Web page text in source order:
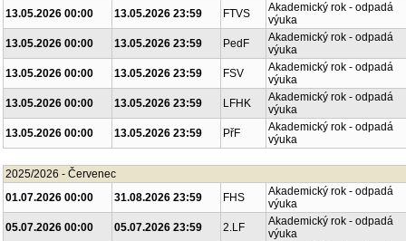
13.05.2026 00:00
13.05.2026 23:59 FTVS
Akademický rok - odpadá
výuka
13.05.2026 00:00
13.05.2026 23:59 PedF
Akademický rok - odpadá
výuka
13.05.2026 00:00
13.05.2026 23:59 FSV
Akademický rok - odpadá
výuka
13.05.2026 00:00
13.05.2026 23:59 LFHK
Akademický rok - odpadá
výuka
13.05.2026 00:00
13.05.2026 23:59 PřF
Akademický rok - odpadá
výuka
2025/2026 - Červenec
01.07.2026 00:00
31.08.2026 23:59 FHS
Akademický rok - odpadá
výuka
05.07.2026 00:00
05.07.2026 23:59 2.LF
Akademický rok - odpadá
výuka